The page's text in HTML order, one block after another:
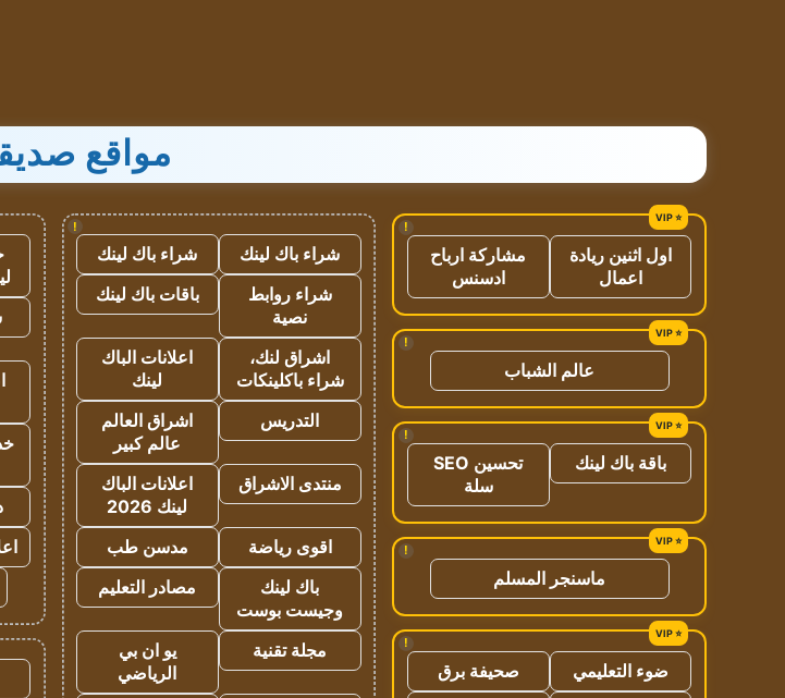
مواقع
!
اول اثنين ريادة
اعمال
مشاركة ارباح
ادسنس
!
عالم الشباب
!
باقة باك لينك
تحسين SEO
سلة
!
ماسنجر المسلم
!
ضوء التعليمي
صحيفة برق
!
شراء باك لينك
شراء باك لينك
شراء روابط
نصية
باقات باك لينك
اشراق لنك،
شراء باكلينكات
اعلانات الباك
لينك
التدريس
اشراق العالم
عالم كبير
منتدى الاشراق
اعلانات الباك
لينك 2026
اقوى رياضة
مدسن طب
باك لينك
وجيست بوست
مصادر التعليم
مجلة تقنية
يو ان بي
الرياضي